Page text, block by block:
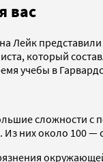
вас
Лейк
который
учебы в
сложности с
Из них около 100